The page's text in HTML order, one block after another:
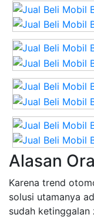
Alasan
Karena trend
solusi utamanya
sudah ketinggalan